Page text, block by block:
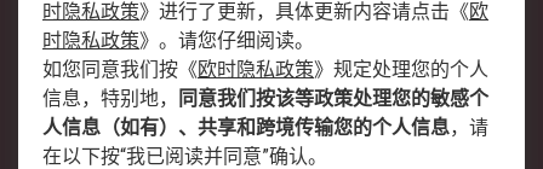
欧时销售条款
账户和付款
企业集团
全球办事处
关于我们
新闻中心
加入我们
时隐私政策》 进行了更新，具体更新内容请点击 《欧
时隐私政策》 。请您仔细阅读。
如您同意我们按 《欧时隐私政策》 规定处理您的个人
信息，特别地，
同意我们按该等政策处理您的敏感个
人信息（如有）、共享和跨境传输您的个人信息，请
在以下按“我已阅读并同意”确认。